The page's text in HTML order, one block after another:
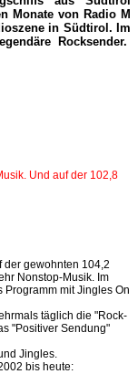
Monate von Radio M
in Südtirol. Im
Rocksender.
Und auf der 102,8
der gewohnten 104,2
Nonstop-Musik. Im
mit Jingles On
täglich die "Rock-
"Positiver Sendung"
Jingles.
bis heute: